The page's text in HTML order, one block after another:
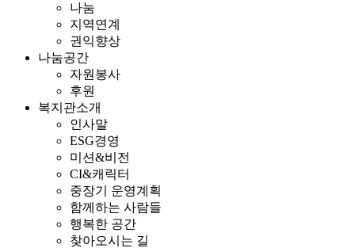
나눔
지역연계
권익향상
나눔공간
자원봉사
후원
복지관소개
인사말
ESG경영
미션&비전
CI&캐릭터
중장기 운영계획
함께하는 사람들
행복한 공간
찾아오시는 길